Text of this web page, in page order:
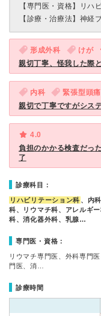
【専門医・資格】
リハ
【診療・治療法】 神経
形成外科 けが
親切丁寧、怪我した際
内科 緊張型頭痛
親切で丁寧ですがシス
4.0
負担のかかる検査だっ
了
診療科目：
リハビリテーション科 、内
科、リウマチ科、アレルギ
科、消化器外科、乳腺…
専門医・資格：
リウマチ専門医、外科専門
門医、消…
診療時間